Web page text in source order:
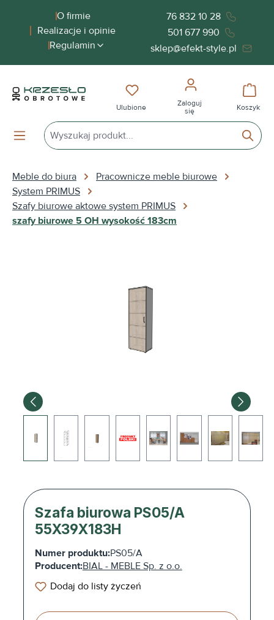
zawartościO firmie
Realizacje i opinie
Regulamin
76 832 10 28
501 677 990
sklep@efekt-style.pl
Masz 0 przedmioty na liście
Ulubione
Zaloguj
się
Koszyk
Meble do biura
Pracownicze meble biurowe
System PRIMUS
Szafy biurowe aktowe system PRIMUS
szafy biurowe 5 OH wysokość 183cm
Szafa biurowa PS05/A
55X39X183H
Numer produktu:PS05/A
Producent:BIAL - MEBLE Sp. z o.o.
Dodaj do listy życzeń